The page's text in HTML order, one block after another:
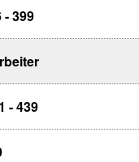
- 399
- 439